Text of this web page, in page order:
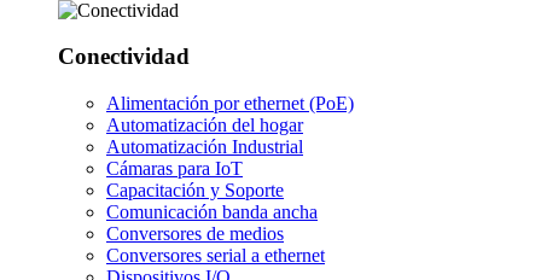
Conectividad
Alimentación por ethernet (PoE)
Automatización del hogar
Automatización Industrial
Cámaras para IoT
Capacitación y Soporte
Comunicación banda ancha
Conversores de medios
Conversores serial a ethernet